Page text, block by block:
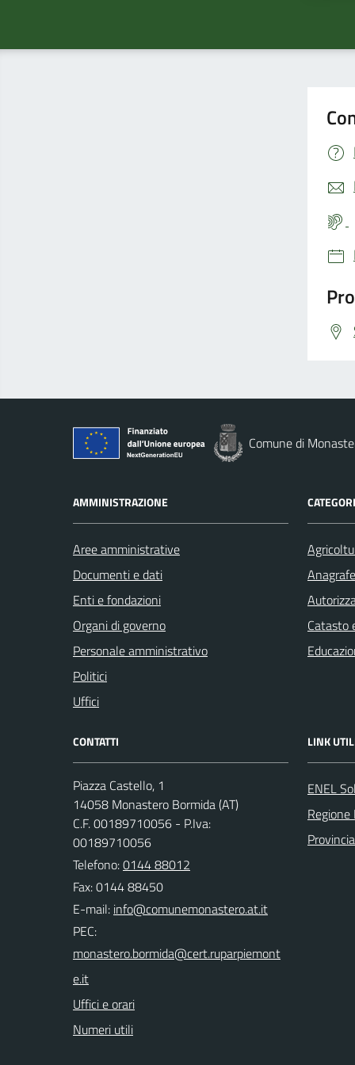
Comune di
AMMINISTRAZIONE
Aree amministrative
Documenti e dati
Enti e fondazioni
Organi di governo
Personale amministrativo
Politici
Uffici
Catasto
CONTATTI
Piazza Castello, 1
14058 Monastero Bormida (AT)
C.F. 00189710056 - P.Iva:
00189710056
Telefono:0144 88012
Fax: 0144 88450
E-mail:
PEC:
Uffici e orari
Numeri utili
LINK
ENEL